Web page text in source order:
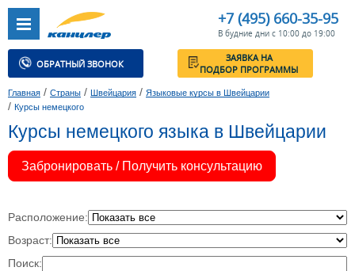
+7 (495) 660-35-95
В будние дни с 10:00 до 19:00
ОБРАТНЫЙ ЗВОНОК
ЗАЯВКА НА
ПОДБОР ПРОГРАММЫ
Главная / Страны / Швейцария / Языковые курсы в Швейцарии
/ Курсы немецкого
Курсы немецкого языка в Швейцарии
Забронировать / Получить консультацию
Расположение:
Возраст:
Поиск: